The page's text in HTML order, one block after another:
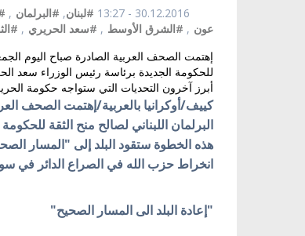
30.12.2016 - 13:27 #لبنان, #البرلمان ,
عون , #الشرق الأوسط , #سعد الحريري ,
للحكومة الجديدة برئاسة رئيس الوزراء سعد
أبرز آخرون التحديات التي ستواجه حكومة
البرلمان اللبناني لصالح منح الثقة
هذه الخطوة ستقود البلد إلى "المسار
انخراط حزب الله في الصراع الدائر في
"إعادة البلد الى المسار الصحيح"